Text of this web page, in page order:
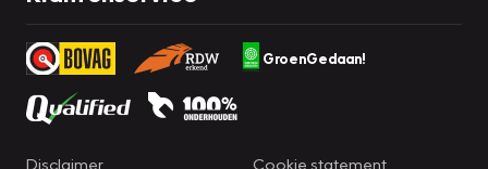
GroenGedaan!
Disclaimer Cookie statement